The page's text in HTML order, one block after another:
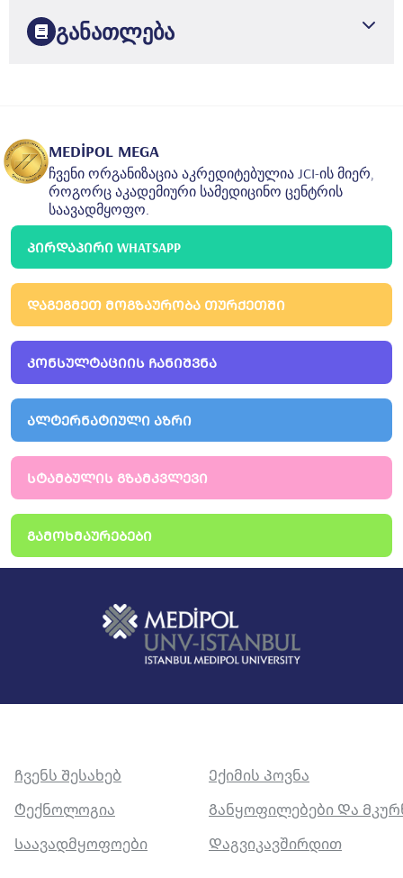
განათლება
გატა ჰაიდარფაშას სასწავლო საავადმყოფო,
ოტორინოლარინგოლოგიის დეპარტამენტი
სტამბოლის ყელ-ყურ-ცხვირის, თავისა და კისრის
ქირურგიისა და სპეციალისტთა მომზადება
MEDİPOL MEGA
ჩვენი ორგანიზაცია აკრედიტებულია JCI-ის მიერ,
როგორც აკადემიური სამედიცინო ცენტრის
საავადმყოფო.
ᲞᲘᲠᲓᲐᲞᲘᲠᲘ WHATSAPP
ᲓᲐᲒᲔᲒᲛᲔᲗ ᲛᲝᲒᲖᲐᲣᲠᲝᲑᲐ ᲗᲣᲠᲥᲔᲗᲨᲘ
ᲙᲝᲜᲡᲣᲚᲢᲐᲪᲘᲘᲡ ᲩᲐᲜᲘᲨᲕᲜᲐ
ᲐᲚᲢᲔᲠᲜᲐᲢᲘᲣᲚᲘ ᲐᲖᲠᲘ
ᲡᲢᲐᲛᲑᲣᲚᲘᲡ ᲒᲖᲐᲛᲙᲕᲚᲔᲕᲘ
ᲒᲐᲛᲝᲮᲛᲐᲣᲠᲔᲑᲔᲑᲘ
Ჩვენს Შესახებ
Ექიმის Პოვნა
Ტექნოლოგია
Განყოფილებები Და
Საავადმყოფოები
Დაგვიკავშირდით